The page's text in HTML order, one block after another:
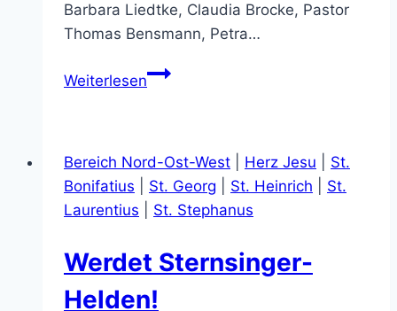
Barbara Liedtke, Claudia Brocke, Pastor
Thomas Bensmann, Petra…
WeiterlesenDer
Bereich Nord-Ost-West Herz Jesu
St.
Bonifatius
St. Georg St. Heinrich
St.
Laurentius
St. Stephanus
Werdet Sternsinger-
Helden!